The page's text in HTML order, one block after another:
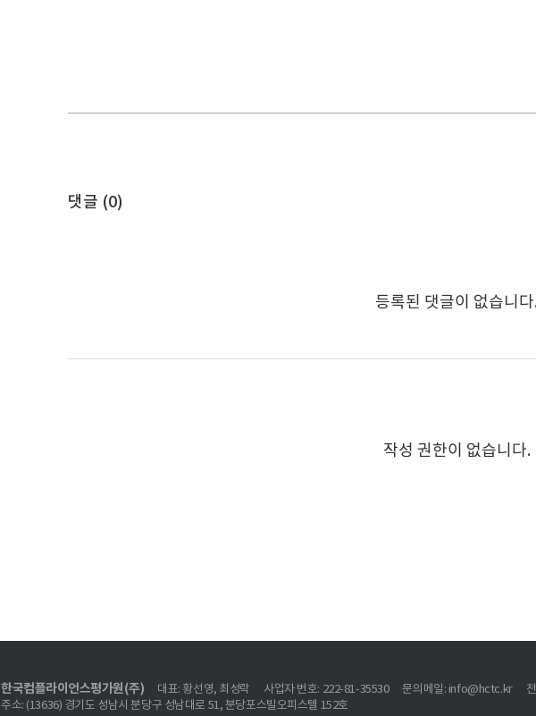
댓글 (0)
등록된 댓글이 없습니
작성 권한이 없습니다.
한국컴플라이언스평가원(주) 대표: 황선영, 최성락 사업자 번호: 222-81-35530 문의메일: info@hctc.kr
주소: (13636) 경기도 성남시 분당구 성남대로 51, 분당포스빌오피스텔 152호